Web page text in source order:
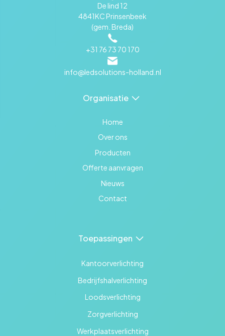
De lind 12
4841KC Prinsenbeek
(gem. Breda)
+31 76 73 70 170
info@ledsolutions-holland.nl
Organisatie
Home
Over ons
Producten
Offerte aanvragen
Nieuws
Contact
Toepassingen
Kantoorverlichting
Bedrijfshalverlichting
Loodsverlichting
Zorgverlichting
Werkplaatsverlichting